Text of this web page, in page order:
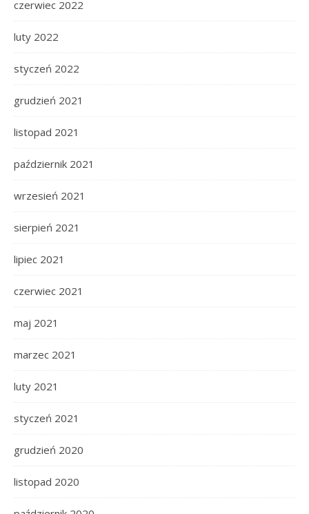
czerwiec 2022
luty 2022
styczeń 2022
grudzień 2021
listopad 2021
październik 2021
wrzesień 2021
sierpień 2021
lipiec 2021
czerwiec 2021
maj 2021
marzec 2021
luty 2021
styczeń 2021
grudzień 2020
listopad 2020